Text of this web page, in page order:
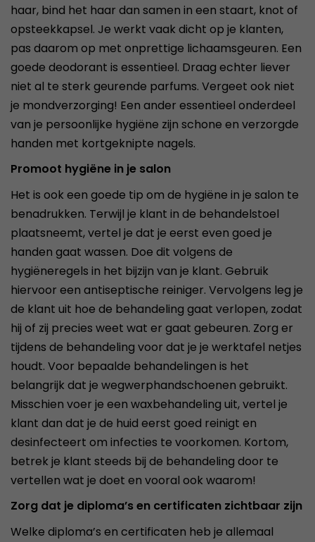
haar, bind het haar dan samen in een staart, knot of
opsteekkapsel. Je werkt vaak dicht op je klanten,
pas daarom op met onprettige lichaamsgeuren. Een
goede deodorant is essentieel. Draag echter liever
niet al te sterk geurende parfums. Vergeet ook niet
je mondverzorging! Een ander essentieel onderdeel
van je persoonlijke hygiëne zijn schone en verzorgde
handen met kortgeknipte nagels.
Promoot hygiëne in je salon
Het is ook een goede tip om de hygiëne in je salon te
benadrukken. Terwijl je klant in de behandelstoel
plaatsneemt, vertel je dat je eerst even goed je
handen gaat wassen. Doe dit volgens de
hygiëneregels in het bijzijn van je klant. Gebruik
hiervoor een antiseptische reiniger. Vervolgens leg je
de klant uit hoe de behandeling gaat verlopen, zodat
hij of zij precies weet wat er gaat gebeuren. Zorg er
tijdens de behandeling voor dat je je werktafel netjes
houdt. Voor bepaalde behandelingen is het
belangrijk dat je wegwerphandschoenen gebruikt.
Misschien voer je een waxbehandeling uit, vertel je
klant dan dat je de huid eerst goed reinigt en
desinfecteert om infecties te voorkomen. Kortom,
betrek je klant steeds bij de behandeling door te
vertellen wat je doet en vooral ook waarom!
Zorg dat je diploma’s en certificaten zichtbaar zijn
Welke diploma’s en certificaten heb je allemaal